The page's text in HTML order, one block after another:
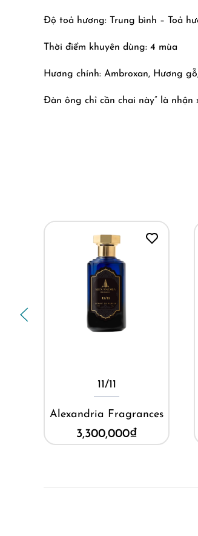
Độ toả hương: Trung bình – Toả
Thời điểm khuyên dùng: 4 mùa
Hương chính: Ambroxan, Hương
Đàn ông chỉ cần chai này” là nhận
nào về hàng Alexandria thì Black
11/11
Alexandria Fragrances
3,300,000₫